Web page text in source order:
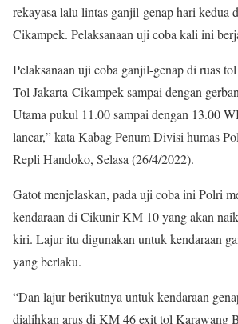
rekayasa lalu lintas ganjil-genap hari kedua
Cikampek. Pelaksanaan uji coba kali ini
Pelaksanaan uji coba ganjil-genap di ruas
Tol Jakarta-Cikampek sampai dengan
Utama pukul 11.00 sampai dengan 13.00
lancar,” kata Kabag Penum Divisi humas
Repli Handoko, Selasa (26/4/2022).
Gatot menjelaskan, pada uji coba ini Polri
kendaraan di Cikunir KM 10 yang akan
kiri. Lajur itu digunakan untuk kendaraan
yang berlaku.
“Dan lajur berikutnya untuk kendaraan
dialihkan arus di KM 46 exit tol Karawang